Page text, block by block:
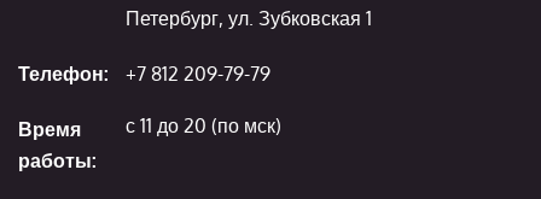
Петербург, ул. Зубковская 1
Телефон: +7 812 209-79-79
Время
работы:
с 11 до 20 (по мск)